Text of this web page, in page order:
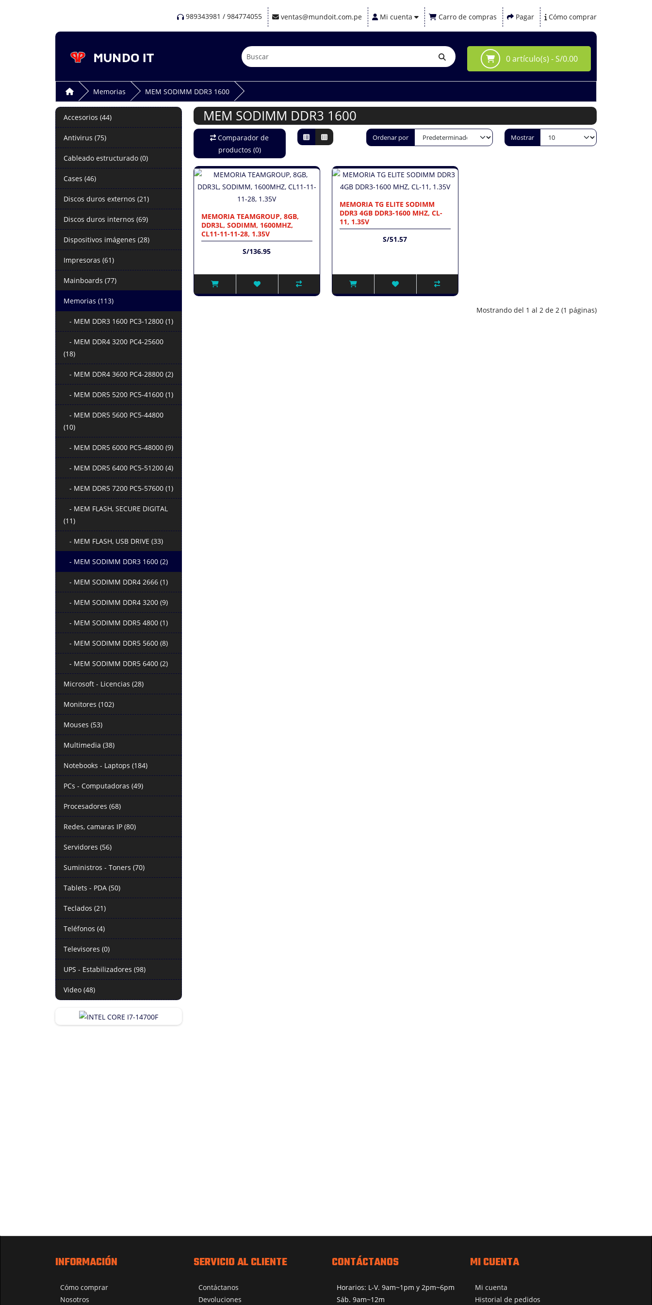
989343981 / 984774055 ventas@mundoit.com.pe Mi cuenta Carro de compras Pagar Cómo comprar
0 artículo(s) - S/0.00
Memorias MEM SODIMM DDR3 1600
Accesorios (44)
Antivirus (75)
Cableado estructurado (0)
Cases (46)
Discos duros externos (21)
Discos duros internos (69)
Dispositivos imágenes (28)
Impresoras (61)
Mainboards (77)
Memorias (113)
- MEM DDR3 1600 PC3-12800 (1)
- MEM DDR4 3200 PC4-25600
(18)
- MEM DDR4 3600 PC4-28800 (2)
- MEM DDR5 5200 PC5-41600 (1)
- MEM DDR5 5600 PC5-44800
(10)
- MEM DDR5 6000 PC5-48000 (9)
- MEM DDR5 6400 PC5-51200 (4)
- MEM DDR5 7200 PC5-57600 (1)
- MEM FLASH, SECURE DIGITAL
(11)
- MEM FLASH, USB DRIVE (33)
- MEM SODIMM DDR3 1600 (2)
- MEM SODIMM DDR4 2666 (1)
- MEM SODIMM DDR4 3200 (9)
- MEM SODIMM DDR5 4800 (1)
- MEM SODIMM DDR5 5600 (8)
- MEM SODIMM DDR5 6400 (2)
Microsoft - Licencias (28)
Monitores (102)
Mouses (53)
Multimedia (38)
Notebooks - Laptops (184)
PCs - Computadoras (49)
Procesadores (68)
Redes, camaras IP (80)
Servidores (56)
Suministros - Toners (70)
Tablets - PDA (50)
Teclados (21)
Teléfonos (4)
Televisores (0)
UPS - Estabilizadores (98)
Video (48)
MEM SODIMM DDR3 1600
Comparador de
productos (0)
Ordenar por Mostrar
MEMORIA TEAMGROUP, 8GB,
DDR3L, SODIMM, 1600MHZ,
CL11-11-11-28, 1.35V
S/136.95
MEMORIA TG ELITE SODIMM
DDR3 4GB DDR3-1600 MHZ, CL-
11, 1.35V
S/51.57
Mostrando del 1 al 2 de 2 (1 páginas)
INFORMACIÓN
Cómo comprar
Nosotros
SERVICIO AL CLIENTE
Contáctanos
Devoluciones
CONTÁCTANOS
Horarios: L-V. 9am~1pm y 2pm~6pm
Sáb. 9am~12m
MI CUENTA
Mi cuenta
Historial de pedidos